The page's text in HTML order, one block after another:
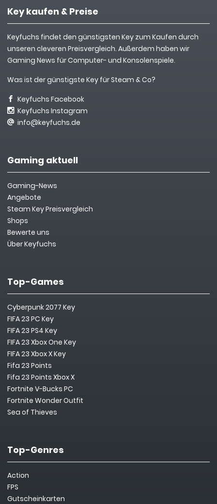
Key kaufen & Preise
Keyfuchs findet den günstigsten Key zum Kaufen durch
unseren cleveren Preisvergleich. Außerdem haben wir
Gaming News für Computer- und Konsolenspiele.
Was ist der günstigste Key für Steam & Co?
Keyfuchs Facebook
Keyfuchs Instagram
info@keyfuchs.de
Gaming aktuell
Gaming-News
Angebote
Steam Key Preisvergleich
Shops
Bewerte uns
Über Keyfuchs
Top-Games
Cyberpunk 2077 Key
FIFA 23 PC Key
FIFA 23 PS4 Key
FIFA 23 Xbox One Key
FIFA 23 Xbox X Key
Fifa 23 Points
Fifa 23 Points Xbox X
Fortnite V-Bucks PC
Fortnite Wonder Outfit
Sea of Thieves
Top-Genres
Action
FPS
Gutscheinkarten